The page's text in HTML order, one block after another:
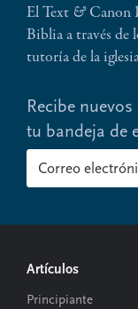
El Text &Canon
Biblia a través de
tutoría de la
Recibe
tu bandeja de
Footer
Artículos
Principiante